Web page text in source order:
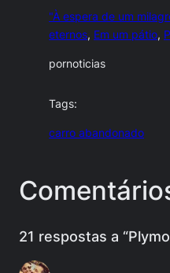
"À espera de um
eternos, Em um pátio,
pornoticias
Tags:
carro abandonado
21 respostas a